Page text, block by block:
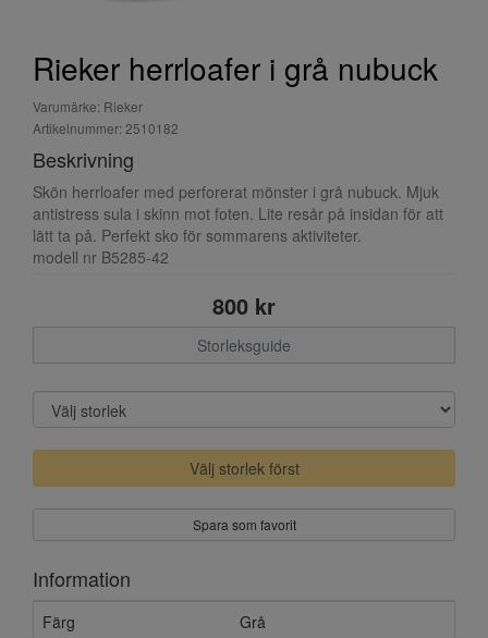
Rieker herrloafer i grå nubuck
Varumärke: Rieker
Artikelnummer: 2510182
Beskrivning
Skön herrloafer med perforerat mönster i grå nubuck. Mjuk
antistress sula i skinn mot foten. Lite resår på insidan för att
lätt ta på. Perfekt sko för sommarens aktiviteter.
modell nr B5285-42
800 kr
Storleksguide
Välj storlek först
Spara som favorit
Information
Färg
Grå